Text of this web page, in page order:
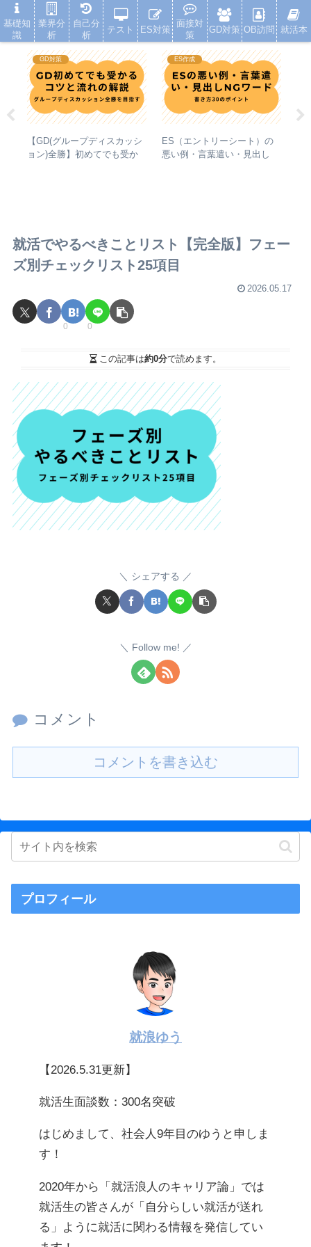
就活浪人した経験が、キャリアを変えた
GD対策
【GD(グループディスカッシ
ョン)全勝】初めてでも受か
ES作成
ES（エントリーシート）の
悪い例・言葉遣い・見出し
就活でやるべきことリスト【完全版】フェー
ズ別チェックリスト25項目
2026.05.17
0 0
この記事は約0分で読めます。
シェアする
Follow me!
コメント
コメントを書き込む
プロフィール
就浪ゆう
【2026.5.31更新】
就活生面談数：300名突破
はじめまして、社会人9年目のゆうと申しま
す！
2020年から「就活浪人のキャリア論」では
就活生の皆さんが「自分らしい就活が送れ
る」ように就活に関わる情報を発信してい
基礎知
識
業界分
析
自己分
析
テスト ES対策
面接対
策
GD対策 OB訪問 就活本